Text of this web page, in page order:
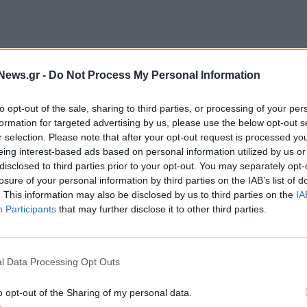
- Do Not Process My Personal Information
opt-out of the sale, sharing to third parties, or processing of your
for targeted advertising by us, please use the below opt-out
selection. Please note that after your opt-out request is processed
interest-based ads based on personal information utilized by us
to third parties prior to your opt-out. You may separately
of your personal information by third parties on the IAB’s list of
This information may also be disclosed by us to third parties on the
Participants that may further disclose it to other third parties.
Data Processing Opt Outs
opt-out of the Sharing of my personal data.
συμπληρώνει 14 χρόνια λειτουργίας,
όλο το παρασκήνιο της συμφωνίας,
για τις δύο εταιρείες.
μεγάλωμα της επιχείρησης και ακόμα
έννοια που έχει η λέξη ‘’απορρόφηση’’ στην
δεδομένου ότι υπήρχαν ακόμα
και τα ζητήματα με τα αυξημένα